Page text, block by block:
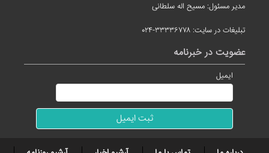
مدیر مسئول: مسیح اله سلطانی
تبلیغات در سایت: ۳۳۳۳۶۷۷۸-۰۲۴
عضویت در خبرنامه
ایمیل